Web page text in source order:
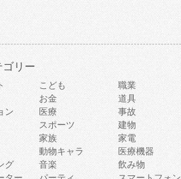
ゴリー
こども 職業
お金 道具
ン
医療 事故
スポーツ 建物
家族 家電
動物キャラ 医療機器
グ
音楽 飲み物